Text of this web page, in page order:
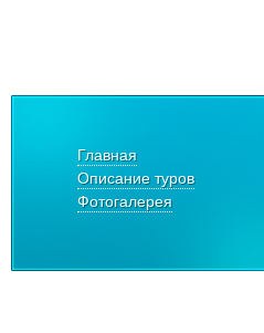
Главная
Описание туров
Фотогалерея